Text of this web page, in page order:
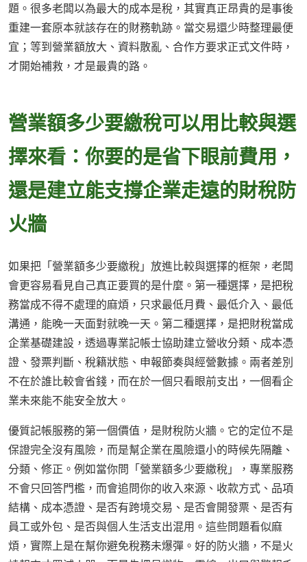
題。很多老闆以為最大的成本是稅，其實真正昂貴的是事後
重建一套原本就該存在的財務軌跡。當交易還少時整理最便
宜；等到營業額放大、資料散亂、合作方要求正式文件時，
才開始補救，才是最貴的路。
營業額多少要繳稅可以用比較與選
擇來看：你要的是省下眼前費用，
還是建立能支撐企業走遠的財稅防
火牆
如果把「營業額多少要繳稅」放進比較與選擇的框架，老闆
會更容易看見自己真正要買的是什麼。第一種選擇，是把稅
務當成不得不處理的麻煩，只求最低月費、最低介入、最低
溝通，能晚一天面對就晚一天。第二種選擇，是把財稅當成
企業基礎建設，透過專業記帳士協助建立營收分類、成本憑
證、發票判斷、稅籍狀態、申報節奏與經營數據。兩者差別
不在於誰比較會省錢，而在於一個只看眼前支出，一個看企
業未來能不能安全放大。
優質記帳服務的第一個價值，是財稅防火牆。它的定位不是
保證完全沒有風險，而是幫企業在風險還小的時候先隔離、
分類、修正。例如當你問「營業額多少要繳稅」，專業服務
不會只回答門檻，而會追問你的收入來源、收款方式、品項
結構、成本憑證、是否有跨境交易、是否會開發票、是否有
員工或外包、是否與個人生活支出混用。這些問題看似麻
煩，實際上是在幫你避免稅務未爆彈。好的防火牆，不是火